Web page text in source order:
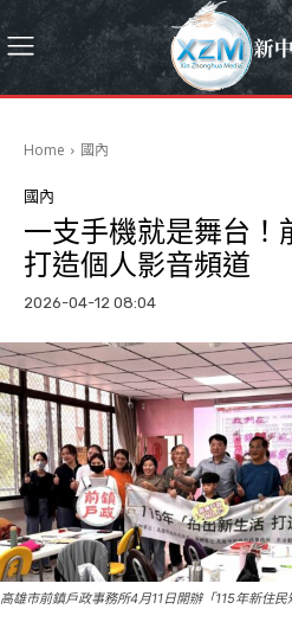
Home 國內
國內
一支手機就是舞台！
打造個人影音頻道
2026-04-12 08:04
高雄市前鎮戶政事務所4月11日開辦「115年新住